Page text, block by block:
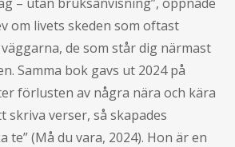
om livets skeden som oftast
de som står dig närmast
Samma bok gavs ut 2024 på
förlusten av några nära och kära
skriva verser, så skapades
te” (Må du vara, 2024). Hon är en